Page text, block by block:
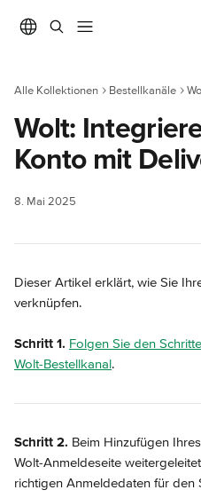
Alle Kollektionen Bestellkanäle
Wolt:
Konto mit
8. Mai 2025
Dieser Artikel erklärt, wie Sie
verknüpfen.
Schritt 1. Folgen Sie den
Wolt-Bestellkanal.
Schritt 2. Beim Hinzufügen
Wolt-Anmeldeseite
richtigen Anmeldedaten für den